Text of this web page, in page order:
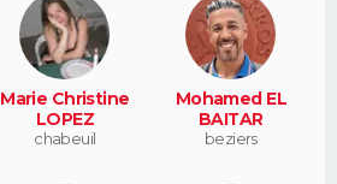
Marie Christine
LOPEZ
chabeuil
Mohamed EL
BAITAR
beziers